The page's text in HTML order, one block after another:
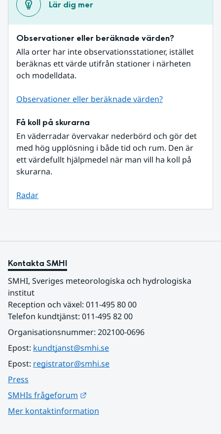
Lär dig mer
Observationer eller beräknade värden?
Alla orter har inte observationsstationer, istället
beräknas ett värde utifrån stationer i närheten
och modelldata.
Observationer eller beräknade värden?
Få koll på skurarna
En väderradar övervakar nederbörd och gör det
med hög upplösning i både tid och rum. Den är
ett värdefullt hjälpmedel när man vill ha koll på
skurarna.
Radar
Kontakta SMHI
SMHI, Sveriges meteorologiska och hydrologiska
institut
Reception och växel: 011-495 80 00
Telefon kundtjänst: 011-495 82 00
Organisationsnummer: 202100-0696
Epost: kundtjanst@smhi.se
Epost: registrator@smhi.se
Press
SMHIs frågeforum
Mer kontaktinformation